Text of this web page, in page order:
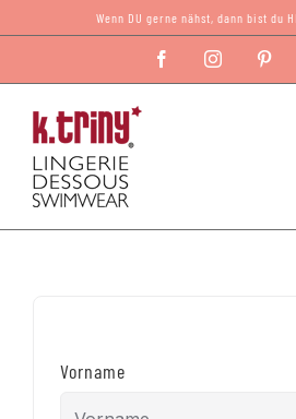
Inhalt
Wenn DU gerne nähst, dann bist du
FacebookInstagram
Vorname